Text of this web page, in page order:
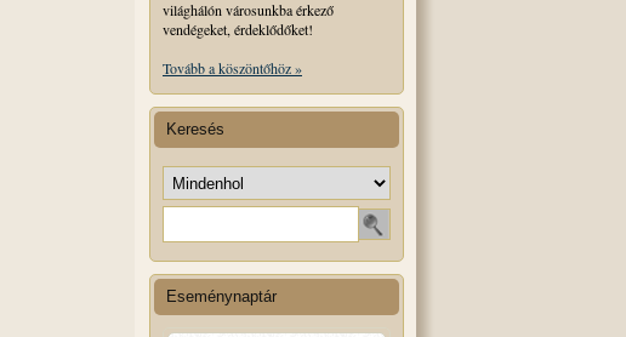
világhálón városunkba érkező
vendégeket, érdeklődőket!
Tovább a köszöntőhöz »
Keresés
Keresés helye
Eseménynaptár